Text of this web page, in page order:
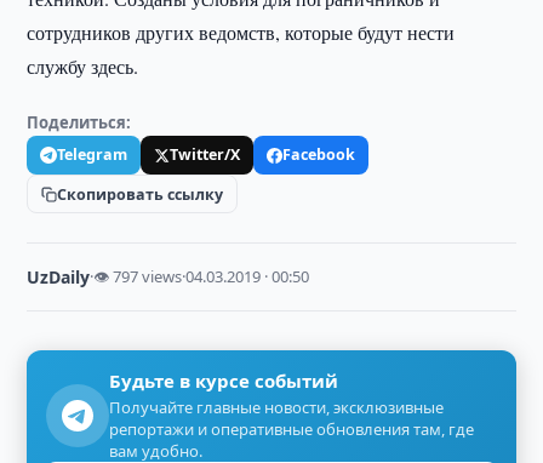
сотрудников других ведомств, которые будут нести
службу здесь.
Поделиться:
Telegram Twitter/X
Facebook
Скопировать ссылку
UzDaily·👁 797 views·04.03.2019 · 00:50
Будьте в курсе событий
Получайте главные новости, эксклюзивные
репортажи и оперативные обновления там, где
вам удобно.